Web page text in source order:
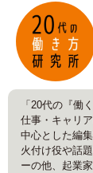
「20代の『働
仕事・キャリ
中心とした編
火付け役や話
ーの他、起業